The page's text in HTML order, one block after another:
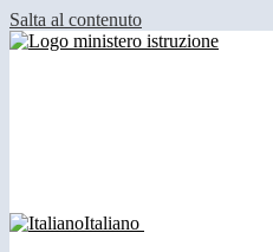
Salta al contenuto
Italiano